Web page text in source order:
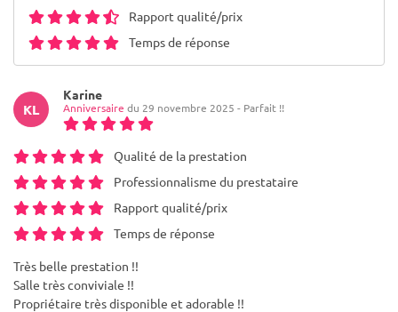
Rapport qualité/prix
Temps de réponse
KL
Karine
Anniversaire du 29 novembre 2025 - Parfait !!
Qualité de la prestation
Professionnalisme du prestataire
Rapport qualité/prix
Temps de réponse
Très belle prestation !!
Salle très conviviale !!
Propriétaire très disponible et adorable !!